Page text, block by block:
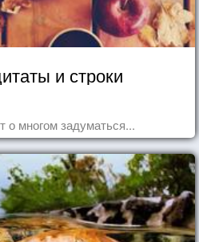
и строки
о многом задуматься...